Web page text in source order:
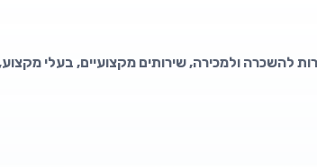
להשכרה ולמכירה, שירותים מקצועיים, בעלי